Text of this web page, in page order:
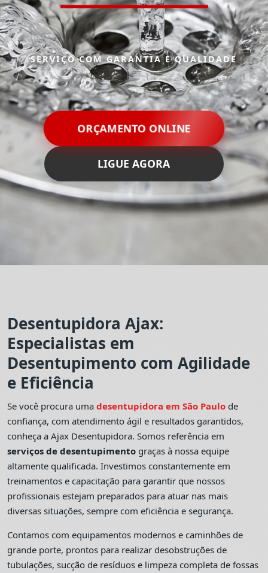
SERVIÇO COM GARANTIA E QUALIDADE
ORÇAMENTO ONLINE
LIGUE AGORA
Desentupidora Ajax:
Especialistas em
Desentupimento com Agilidade
e Eficiência
Se você procura umadesentupidora em São Paulo de
confiança, com atendimento ágil e resultados garantidos,
conheça a Ajax Desentupidora. Somos referência em
serviços de desentupimento graças à nossa equipe
altamente qualificada. Investimos constantemente em
treinamentos e capacitação para garantir que nossos
profissionais estejam preparados para atuar nas mais
diversas situações, sempre com eficiência e segurança.
Contamos com equipamentos modernos e caminhões de
grande porte, prontos para realizar desobstruções de
tubulações, sucção de resíduos e limpeza completa de fossas